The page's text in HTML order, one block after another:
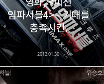
네이버 블로그
임파서블4> - 기대를
충족시킨.
2012.01.30